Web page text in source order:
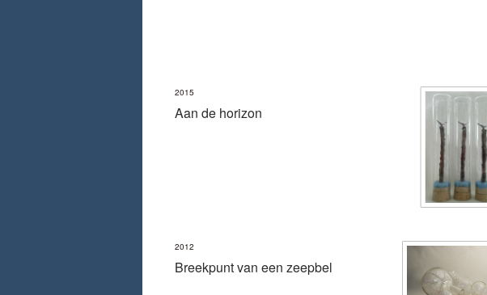
Aan de horizon
2015
Breekpunt van een zeepbel
2012